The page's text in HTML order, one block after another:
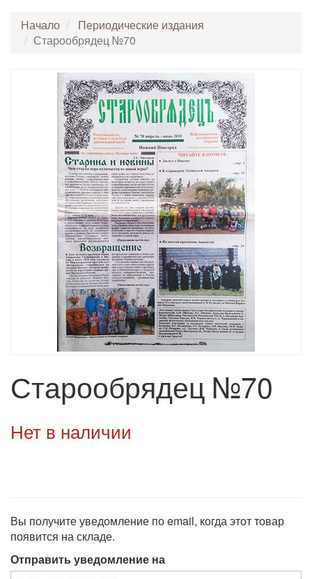
Начало
Периодические издания
Старообрядец №70
Старообрядец №70
Нет в наличии
Вы получите уведомление по email, когда этот товар
появится на складе.
Отправить уведомление на